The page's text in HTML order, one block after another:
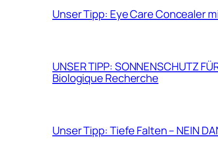
Unser Tipp: Eye Care Concealer
UNSER TIPP: SONNENSCHUTZ
Biologique Recherche
Unser Tipp: Tiefe Falten – NEIN